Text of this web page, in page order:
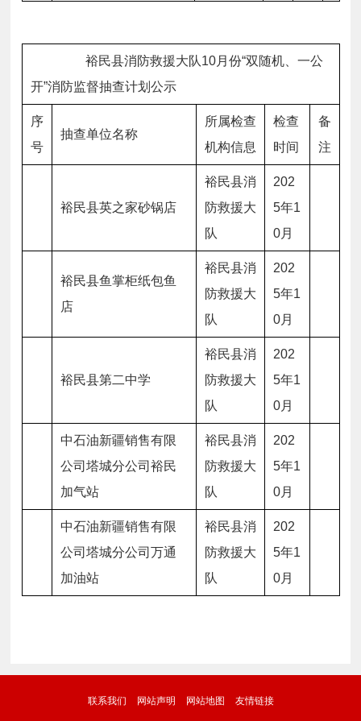
裕民县消防救援大队10月 份“双随机、一公
开”消防监督抽查计划公示
序
号
抽查单位名称
所属检查
机构信息
检查
时间
备
注
裕民县英之家砂锅店
裕民县消
防救援大
队
202
5年1
0月
裕民县鱼掌柜纸包鱼
店
裕民县消
防救援大
队
202
5年1
0月
裕民县第二中学
裕民县消
防救援大
队
202
5年1
0月
中石油新疆销售有限
公司塔城分公司裕民
加气站
裕民县消
防救援大
队
202
5年1
0月
中石油新疆销售有限
公司塔城分公司万通
加油站
裕民县消
防救援大
队
202
5年1
0月
联系我们 网站声明 网站地图 友情链接